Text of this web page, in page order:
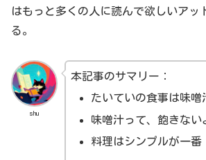
はもっと多くの人に読んで欲しいアッ
る。
shu
本記事のサマリー：
たいていの食事は味噌
味噌汁って、飽きない
料理はシンプルが一番